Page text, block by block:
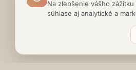
Na zlepšenie vášho
súhlase aj analytické a